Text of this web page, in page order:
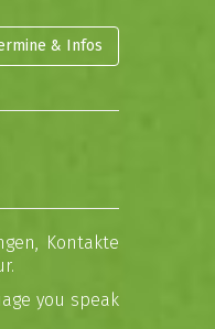
& Infos
Kontakte
you speak